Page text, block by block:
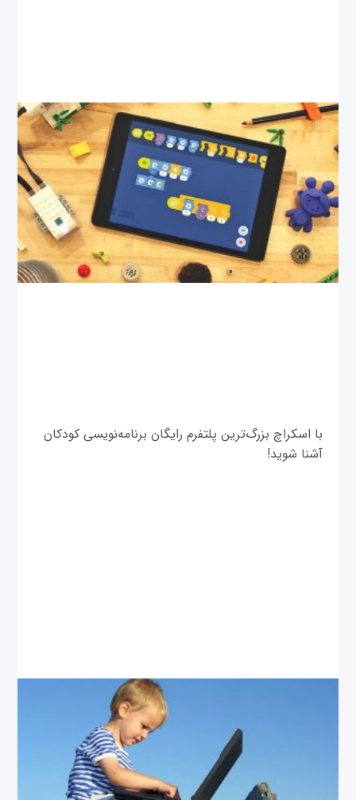
با اسکراچ بزرگ‌ترین پلتفرم رایگان برنامه‌نویسی کودکان
آشنا شوید!